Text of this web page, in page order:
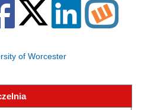
of Worcester